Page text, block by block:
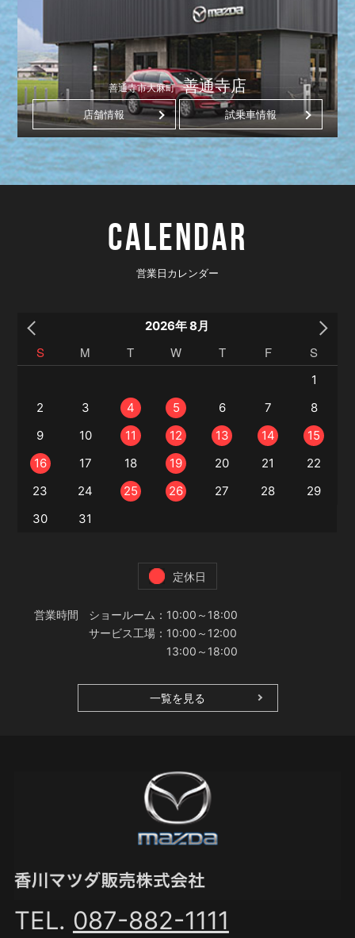
善通寺市大麻町 善通寺店
店舗情報 試乗車情報
CALENDAR
営業日カレンダー
2026年 8月
S M T W T F S
1
2
3 4 5 6 7
8
9
10 11 12 13 14
15
16
17 18 19 20 21
22
23
24 25 26 27 28
29
30
31
定休日
営業時間
ショールーム：10:00～18:00
サービス工場：10:00～12:00
13:00～18:00
一覧を見る
TEL. 087-882-1111